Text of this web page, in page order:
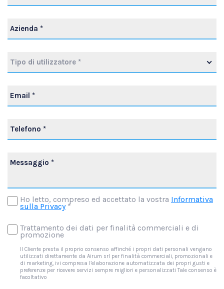
Tipo di utilizzatore *
Ho letto, compreso ed accettato la vostra Informativa
sulla Privacy*
Trattamento dei dati per finalità commerciali e di
promozione
Il Cliente presta il proprio consenso affinché i propri dati personali vengano
utilizzati direttamente da Airum srl per finalità commerciali, promozionali e
di marketing, ivi compresa l’elaborazione automatizzata dei propri gusti e
preferenze per ricevere servizi sempre migliori e personalizzati Tale consenso è
facoltativo